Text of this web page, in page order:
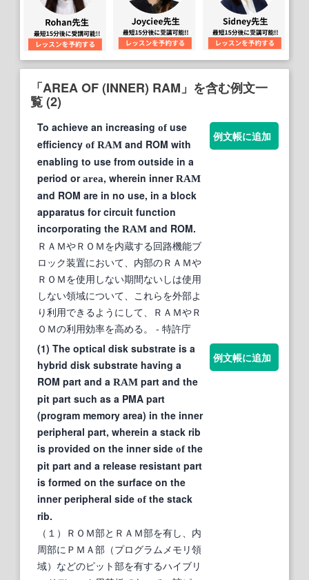
「AREA OF (INNER) RAM」を含む例文一
覧 (2)
To achieve an increasing ofuse
efficiency of RAM and ROM with
enabling to use from outside in a
period orarea, wherein innerRAM
and ROM are in no use, in a block
apparatus for circuit function
incorporating the RAM and ROM.
ＲＡＭやＲＯＭを内蔵する回路機能ブ
ロック装置において、内部のＲＡＭや
ＲＯＭを使用しない期間ないしは使用
しない領域について、これらを外部よ
り利用できるようにして、ＲＡＭやＲ
ＯＭの利用効率を高める。
- 特許庁
例文帳に追加
(1) The optical disk substrate is a
hybrid disk substrate having a
ROM part and a RAM part and the
pit part such as a PMA part
(program memory area) in the inner
peripheral part, wherein a stack rib
is provided on the inner side ofthe
pit part and a release resistant part
is formed on the surface on the
inner peripheral side ofthe stack
rib.
（１）ＲＯＭ部とＲＡＭ部を有し、内
周部にＰＭＡ部（プログラムメモリ領
域）などのピット部を有するハイブリ
例文帳に追加